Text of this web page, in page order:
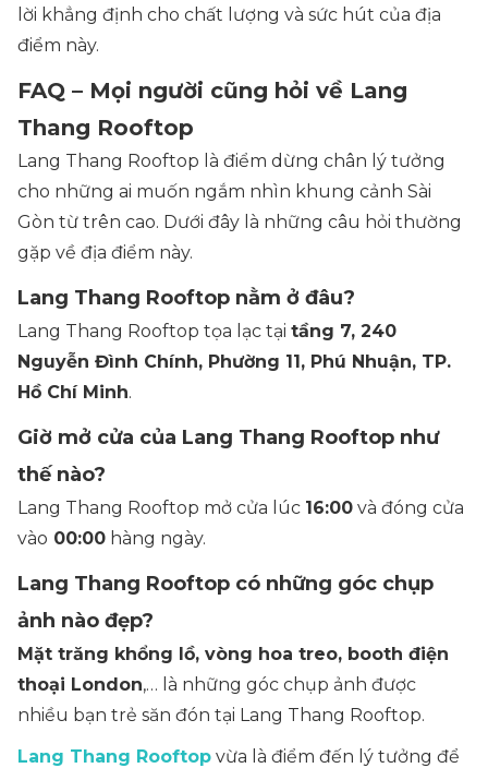
lời khẳng định cho chất lượng và sức hút của địa
điểm này.
FAQ – Mọi người cũng hỏi về Lang
Thang Rooftop
Lang Thang Rooftop là điểm dừng chân lý tưởng
cho những ai muốn ngắm nhìn khung cảnh Sài
Gòn từ trên cao. Dưới đây là những câu hỏi thường
gặp về địa điểm này.
Lang Thang Rooftop nằm ở đâu?
Lang Thang Rooftop tọa lạc tại tầng 7, 240
Nguyễn Đình Chính, Phường 11, Phú Nhuận, TP.
Hồ Chí Minh.
Giờ mở cửa của Lang Thang Rooftop như
thế nào?
Lang Thang Rooftop mở cửa lúc 16:00 và đóng cửa
vào 00:00 hàng ngày.
Lang Thang Rooftop có những góc chụp
ảnh nào đẹp?
Mặt trăng khổng lồ, vòng hoa treo, booth điện
thoại London,… là những góc chụp ảnh được
nhiều bạn trẻ săn đón tại Lang Thang Rooftop.
Lang Thang Rooftop vừa là điểm đến lý tưởng để